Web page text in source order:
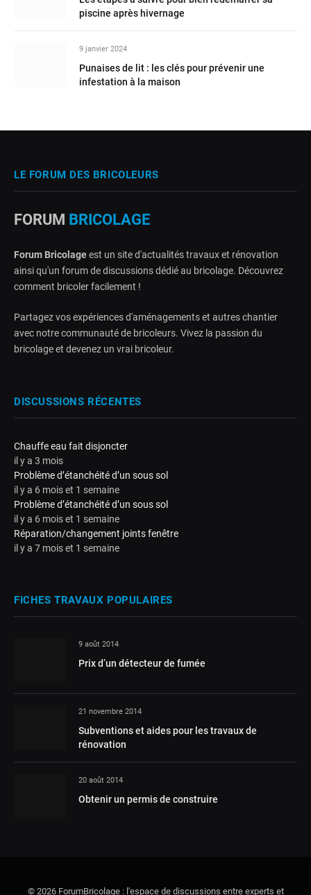
piscine après hivernage
9 janvier 2024
Punaises de lit : les clés pour prévenir une
infestation à la maison
LE FORUM DES BRICOLEURS
FORUM BRICOLAGE
Forum Bricolageest un site d'actualités travaux et rénovation
ainsi qu'un forum de discussions dédié au bricolage. Découvrez
comment bricoler facilement !
Partagez vos expériences d'aménagements et autres chantier
avec notre communauté de bricoleurs. Vivez la passion du
bricolage et devenez un vrai bricoleur.
DISCUSSIONS RÉCENTES
Chauffe eau fait disjoncter
il y a 3 mois
Problème d’étanchéité d’un sous sol
il y a 6 mois et 1 semaine
Problème d’étanchéité d’un sous sol
il y a 6 mois et 1 semaine
Réparation/changement joints fenêtre
il y a 7 mois et 1 semaine
FICHES TRAVAUX POPULAIRES
9 août 2014
Prix d’un détecteur de fumée
21 novembre 2014
Subventions et aides pour les travaux de
rénovation
20 août 2014
Obtenir un permis de construire
© 2026 ForumBricolage : l'espace de discussions entre experts et